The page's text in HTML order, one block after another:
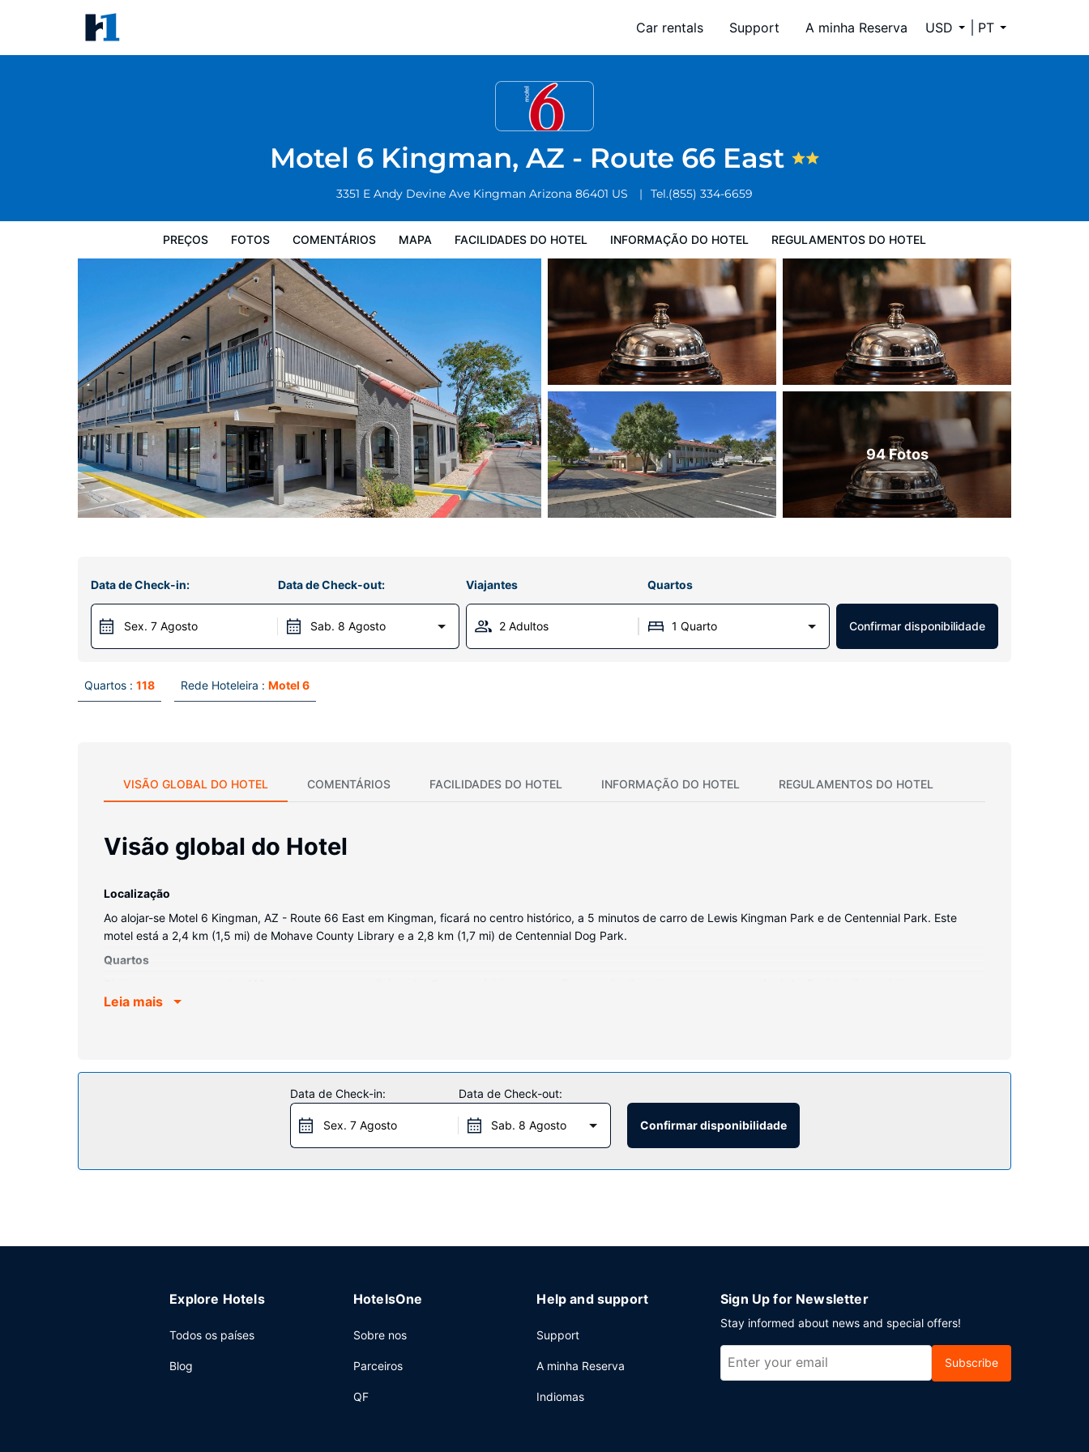
Car rentals Support A minha Reserva USD PT
Motel 6 Kingman, AZ - Route 66 East
3351 E Andy Devine Ave Kingman Arizona 86401 US Tel.(855) 334-6659
PREÇOS FOTOS COMENTÁRIOS MAPA FACILIDADES DO HOTEL INFORMAÇÃO DO HOTEL REGULAMENTOS DO HOTEL
Regulamentos do Hotel
94 Fotos
Data de Check-in:
Sex. 7 Agosto
Data de Check-out:
Sab. 8 Agosto
Viajantes Quartos
2 Adultos 1 Quarto Confirmar disponibilidade
Quartos : 118 Rede Hoteleira : Motel 6
VISÃO GLOBAL DO HOTEL COMENTÁRIOS FACILIDADES DO HOTEL INFORMAÇÃO DO HOTEL REGULAMENTOS DO HOTEL
Visão global do Hotel
Localização
Ao alojar-se Motel 6 Kingman, AZ - Route 66 East em Kingman, ficará no centro histórico, a 5 minutos de carro de Lewis Kingman Park e de Centennial Park. Este
motel está a 2,4 km (1,5 mi) de Mohave County Library e a 2,8 km (1,7 mi) de Centennial Dog Park.
Quartos
seleção de canais por cabo. As casas de banho estão equipadas com uma combinação polibã/banheira. As comodidades incluem ainda secretárias e telefone com
As principais comodidades incluem uma receção aberta 24 horas, uma lavandaria e multibanco/serviços bancários. Há estacionamento grátis no local.
Leia mais
Data de Check-in:
Sex. 7 Agosto
Data de Check-out:
Sab. 8 Agosto Confirmar disponibilidade
Explore Hotels
Todos os países
Blog
HotelsOne
Sobre nos
Parceiros
QF
Help and support
Support
A minha Reserva
Indiomas
Sign Up for Newsletter
Stay informed about news and special offers!
Subscribe